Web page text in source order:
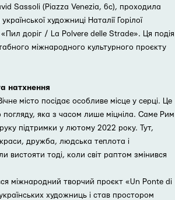
Sassoli (Piazza Venezia, 6с), проходила
художниці Наталії Горілої
«Пил доріг / La Polvere delle Strade». Ця подія
міжнародного культурного проєкту
натхнення
місто посідає особливе місце у серці. Це
яка з часом лише міцніла. Саме Рим
підтримки у лютому 2022 року. Тут,
краси, дружба, людська теплота і
вистояти тоді, коли світ раптом змінився
міжнародний творчий проєкт «Un Ponte di
художниць і став простором